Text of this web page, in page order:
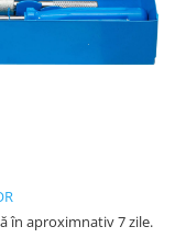
în aproximnativ 7 zile.